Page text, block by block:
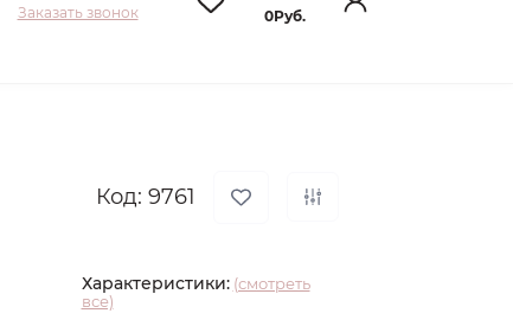
Заказать звонок 0Руб.
Код: 9761
Характеристики: (смотреть
все)